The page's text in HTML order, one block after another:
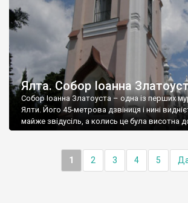
Ялта. Собор Іоанна
Собор Іоанна Златоуста – одна із перших
Ялти. Його 45-метрова дзвіниця і нині
майже звідусіль, а колись це була висотна
1 2 3 4 5